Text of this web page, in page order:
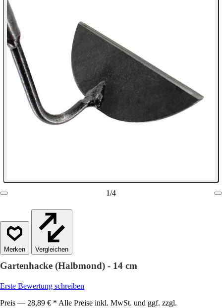
1/4
Vergleichen
Gartenhacke (Halbmond) - 14 cm
Erste Bewertung schreiben
Preis — 28,89 € * Alle Preise inkl. MwSt. und ggf. zzgl.